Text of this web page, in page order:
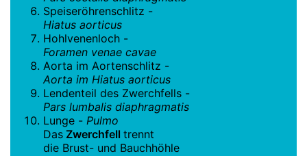
Speiseröhrenschlitz -
Hiatus aorticus
Hohlvenenloch -
Foramen venae cavae
Aorta im Aortenschlitz -
Aorta im Hiatus aorticus
Lendenteil des Zwerchfells -
Pars lumbalis diaphragmatis
Lunge - Pulmo
Das Zwerchfell trennt
die Brust- und Bauchhöhle